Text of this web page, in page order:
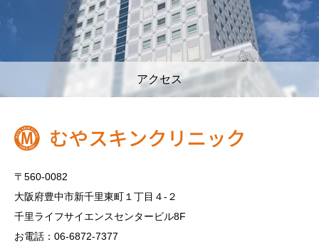
アクセス
〒560-0082
大阪府豊中市新千里東町１丁目４‐２
千里ライフサイエンスセンタービル8F
お電話：06-6872-7377